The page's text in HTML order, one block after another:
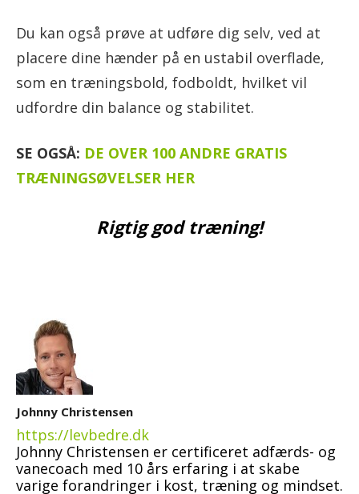
Du kan også prøve at udføre dig selv, ved at
placere dine hænder på en ustabil overflade,
som en træningsbold, fodboldt, hvilket vil
udfordre din balance og stabilitet.
SE OGSÅ: DE OVER 100 ANDRE GRATIS
TRÆNINGSØVELSER HER
Rigtig god træning!
Johnny Christensen
https://levbedre.dk
Johnny Christensen er certificeret adfærds- og
vanecoach med 10 års erfaring i at skabe
varige forandringer i kost, træning og mindset.